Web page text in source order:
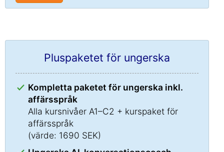
Pluspaketet för ungerska
Kompletta paketet för ungerska inkl.
affärsspråk
Alla kursnivåer A1–C2 + kurspaket för
affärsspråk
(värde: 1690 SEK)